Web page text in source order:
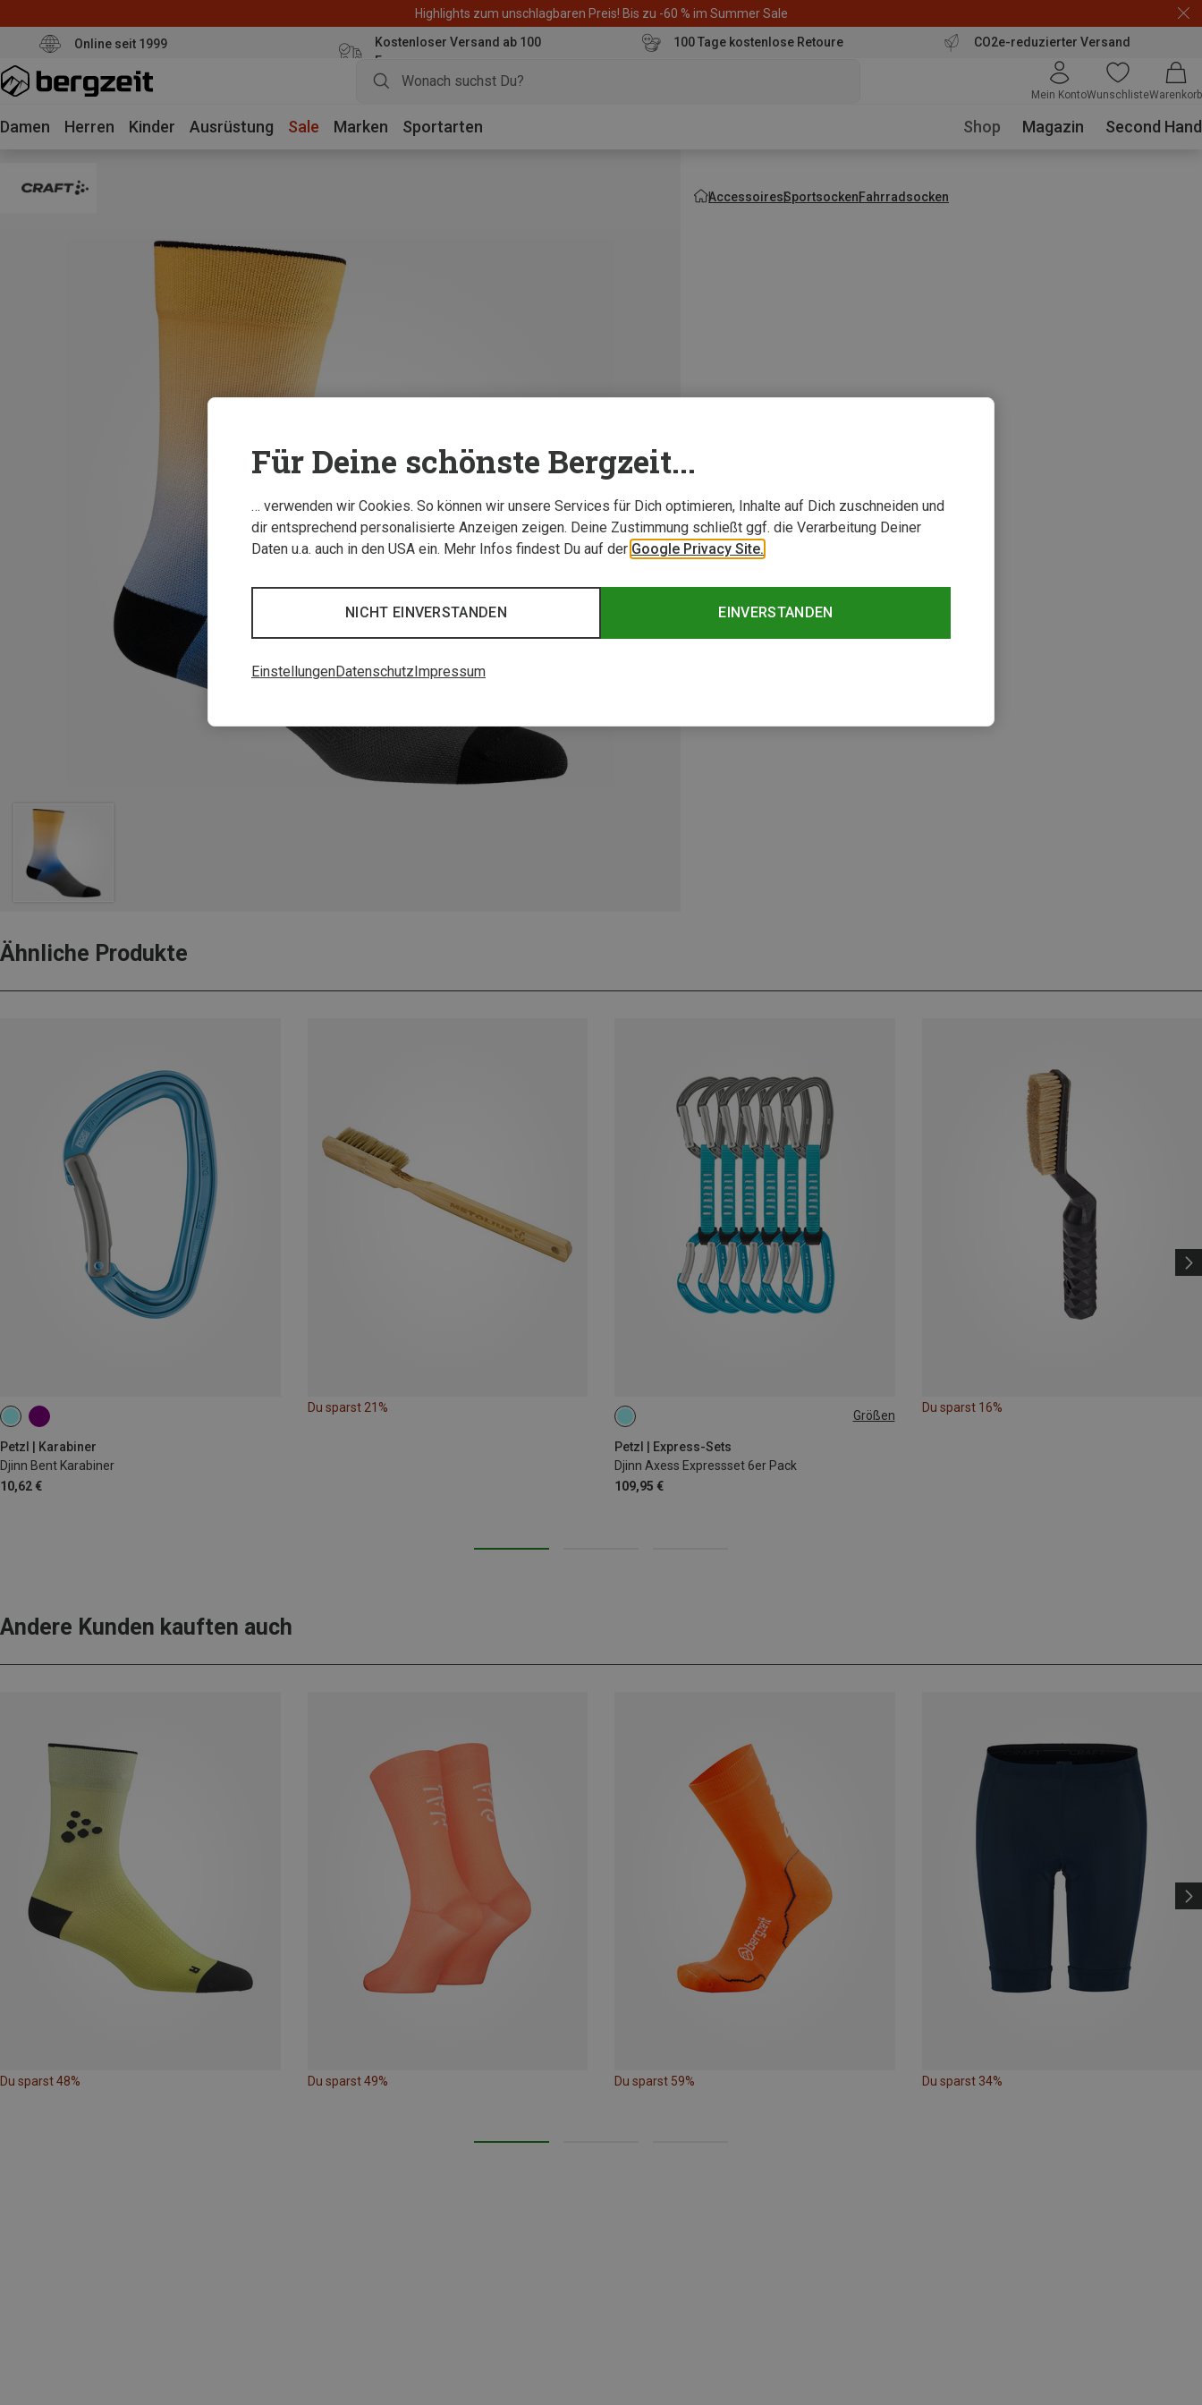
Highlights zum unschlagbaren Preis! Bis zu -60 % im Summer Sale
Online seit 1999
Kostenloser Versand ab 100
Euro
100 Tage kostenlose Retoure CO2e-reduzierter Versand
Mein KontoWunschlisteWarenkorb
Damen Herren Kinder Ausrüstung Sale Marken Sportarten Shop Magazin Second Hand
AccessoiresSportsockenFahrradsocken
Ähnliche Produkte
Petzl | Karabiner
Djinn Bent Karabiner
10,62 €
Du sparst 21%
Größen
Petzl | Express-Sets
Djinn Axess Expressset 6er Pack
109,95 €
11CM
Du sparst 16%
Andere Kunden kauften auch
Du sparst 48% Du sparst 49% Du sparst 59% Du sparst 34%
Für Deine schönste Bergzeit...
… verwenden wir Cookies. So können wir unsere Services für Dich optimieren, Inhalte auf Dich zuschneiden und
dir entsprechend personalisierte Anzeigen zeigen. Deine Zustimmung schließt ggf. die Verarbeitung Deiner
Daten u.a. auch in den USA ein. Mehr Infos findest Du auf der Google Privacy Site.
EINVERSTANDEN
NICHT EINVERSTANDEN
EinstellungenDatenschutzImpressum